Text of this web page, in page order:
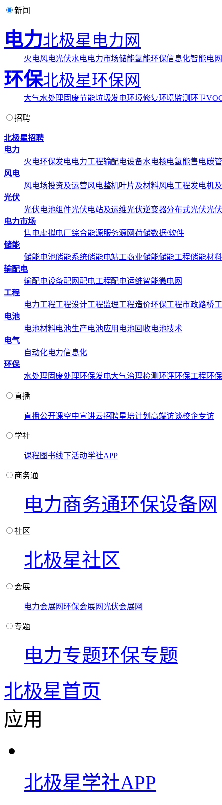
新闻
电力北极星电力网
火电风电光伏水电电力市场储能氢能环保信息化智能电网
环保北极星环保网
大气水处理 固废节能垃圾发电环境修复环境监测环卫
招聘
北极星招聘
电力
火电环保发电电力工程输配电设备水电核电氢能售电碳
风电
风电场投资及运营风电整机叶片及材料风电工程发电机
光伏
光伏电池组件光伏电站及运维光伏逆变器分布式光伏光
电力市场
售电虚拟电厂综合能源服务源网荷储数据/软件
储能
储能电池储能系统储能电站工商业储能储能工程储能材
输配电
输配电设备配网配电工程配电运维智能微电网
工程
电力工程工程设计工程监理工程造价环保工程市政路桥
电池
电池材料电池生产电池应用 电池回收电池技术
电气
自动化电力信息化
环保
水处理 固废处理环保发电大气治理检测环评环保工程环
直播
直播公开课空中宣讲云招聘星培计划 高端访谈校企专访
学社
课程 图书线下活动学社APP
商务通
电力商务通环保设备网
社区
北极星社区
会展
电力会展网环保会展网光伏会展网
专题
电力专题环保专题
北极星首页
应用
北极星学社APP